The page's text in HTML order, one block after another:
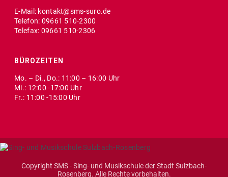
E-Mail: kontakt@sms-suro.de
Telefon: 09661 510-2300
Telefax: 09661 510-2306
BÜROZEITEN
Mo. – Di., Do.: 11:00 – 16:00 Uhr
Mi.: 12:00 -17:00 Uhr
Fr.: 11:00 -15:00 Uhr
Copyright SMS - Sing- und Musikschule der Stadt Sulzbach-
Rosenberg. Alle Rechte vorbehalten.